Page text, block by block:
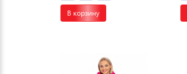
В корзину